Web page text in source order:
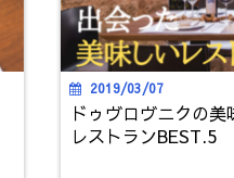
2019/03/07
ドゥヴロヴニクの
レストランBEST.5